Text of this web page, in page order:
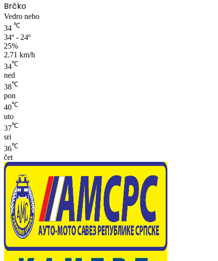
Brčko
Vedro nebo
34 ℃
34º - 24º
25%
2.71 km/h
34℃
ned
38℃
pon
40℃
uto
37℃
sri
36℃
čet